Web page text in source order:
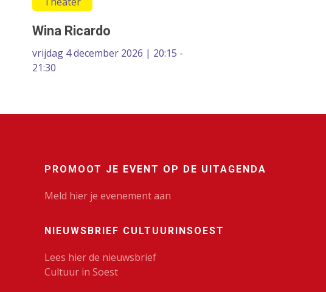
Wina Ricardo
vrijdag 4 december 2026 | 20:15 -
21:30
PROMOOT JE EVENT OP DE UITAGENDA
Meld hier je evenement aan
NIEUWSBRIEF CULTUURINSOEST
Lees hier de nieuwsbrief
Cultuur in Soest